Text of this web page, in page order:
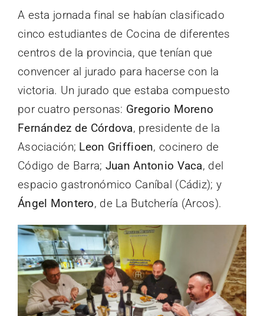
A esta jornada final se habían clasificado
cinco estudiantes de Cocina de diferentes
centros de la provincia, que tenían que
convencer al jurado para hacerse con la
victoria. Un jurado que estaba compuesto
por cuatro personas: Gregorio Moreno
Fernández de Córdova, presidente de la
Asociación; Leon Griffioen, cocinero de
Código de Barra; Juan Antonio Vaca, del
espacio gastronómico Caníbal (Cádiz); y
Ángel Montero, de La Butchería (Arcos).